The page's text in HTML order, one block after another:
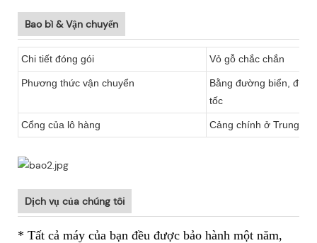
Bao bì & Vận chuyển
Chi tiết đóng gói Vỏ gỗ chắc chắn
Phương thức vận chuyển
Bằng đường biển,
tốc
Cổng của lô hàng Cảng chính ở Trung
Dịch vụ của chúng tôi
* Tất cả máy của bạn đều được bảo hành một năm,